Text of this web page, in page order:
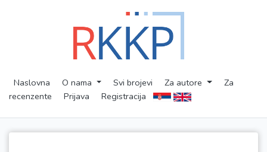
Naslovna O nama Svi brojevi Za autore
Za
recenzente
Prijava Registracija